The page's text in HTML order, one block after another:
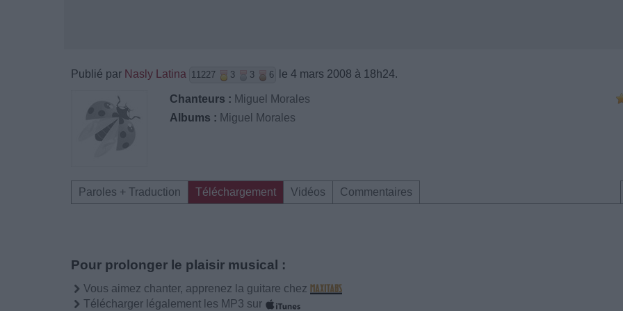
Publié par Nasly Latina 11227 3 3 6 le 4 mars 2008 à 18h24.
Chanteurs : Miguel Morales
Albums : Miguel Morales
Paroles + Traduction Téléchargement Vidéos Commentaires
Pour prolonger le plaisir musical :
Vous aimez chanter, apprenez la guitare chez
Télécharger légalement les MP3 sur